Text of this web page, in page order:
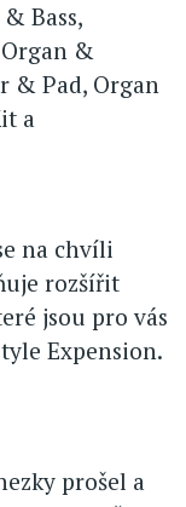
Bass,
&
& Pad, Organ
a
na chvíli
rozšířit
jsou pro vás
Expension.
prošel a